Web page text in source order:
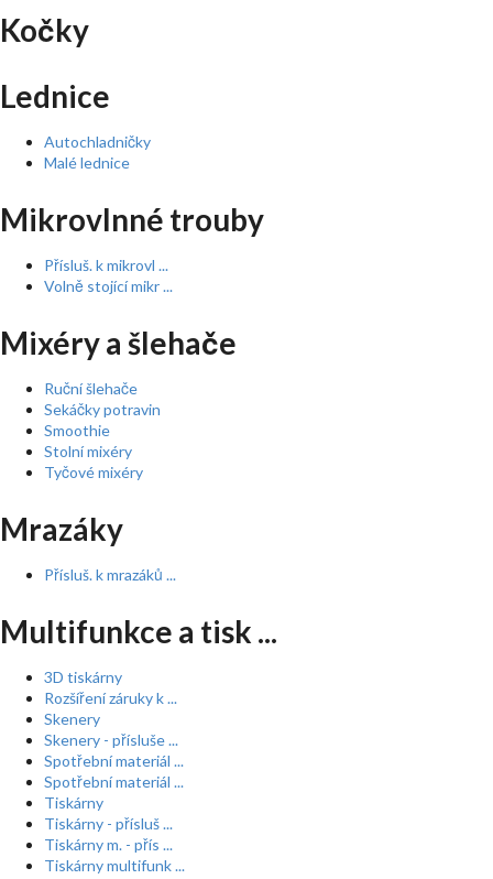
Kočky
Lednice
Autochladničky
Malé lednice
Mikrovlnné trouby
Přísluš. k mikrovl ...
Volně stojící mikr ...
Mixéry a šlehače
Ruční šlehače
Sekáčky potravin
Smoothie
Stolní mixéry
Tyčové mixéry
Mrazáky
Přísluš. k mrazáků ...
Multifunkce a tisk ...
3D tiskárny
Rozšíření záruky k ...
Skenery
Skenery - přísluše ...
Spotřební materiál ...
Spotřební materiál ...
Tiskárny
Tiskárny - přísluš ...
Tiskárny m. - přís ...
Tiskárny multifunk ...